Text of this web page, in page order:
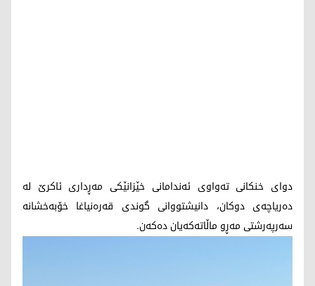
دوای خنکانی تەواوی ئەندامانی خێزانێکی مەڕداری ئاکرێ لە
دەریاچەی دوکان، دانیشتووانی گوندی قەرەنیاغا خۆبەخشانە
سەرپەرشتی مەڕو ماڵاتەکەیان دەکەن.